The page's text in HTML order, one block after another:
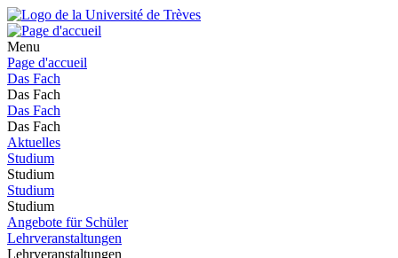
Menu
Page d'accueil
Das Fach
Das Fach
Das Fach
Das Fach
Aktuelles
Studium
Studium
Studium
Studium
Angebote für Schüler
Lehrveranstaltungen
Lehrveranstaltungen